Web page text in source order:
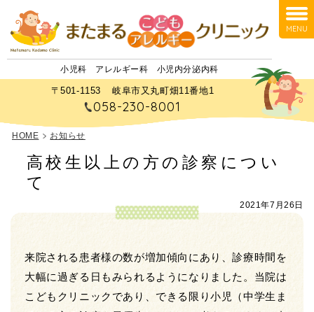
小児科 アレルギー科 小児内分泌内科
〒501-1153 岐阜市又丸町畑11番地1
058-230-8001
MENU
HOME お知らせ
高校生以上の方の診察につい
て
2021年7月26日
来院される患者様の数が増加傾向にあり、診療時間を
大幅に過ぎる日もみられるようになりました。当院は
こどもクリニックであり、できる限り小児（中学生ま